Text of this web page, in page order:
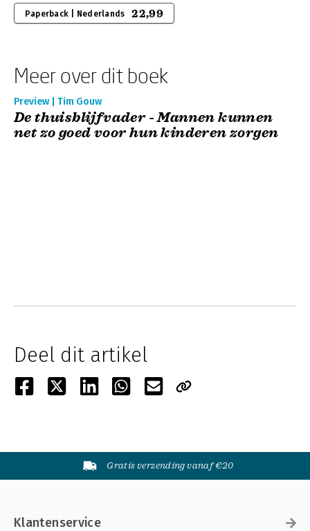
Paperback | Nederlands 22,99
Meer over dit boek
Preview | Tim Gouw
De thuisblijfvader - Mannen kunnen
net zo goed voor hun kinderen zorgen
Deel dit artikel
Gratis verzending vanaf €20
Klantenservice